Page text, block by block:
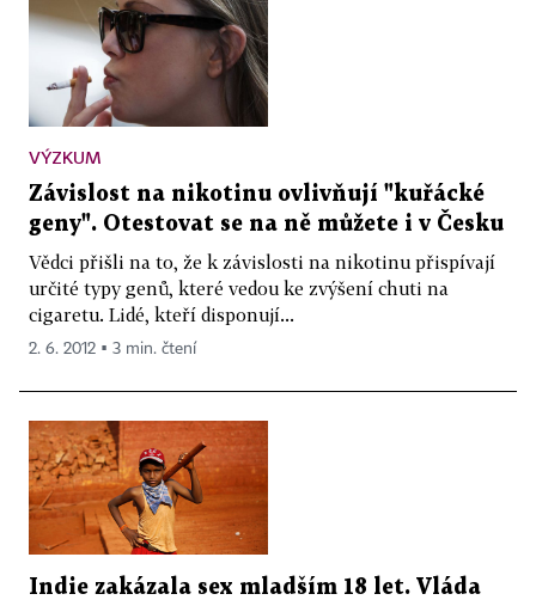
VÝZKUM
Závislost na nikotinu ovlivňují "kuřácké
geny". Otestovat se na ně můžete i v Česku
Vědci přišli na to, že k závislosti na nikotinu přispívají
určité typy genů, které vedou ke zvýšení chuti na
cigaretu. Lidé, kteří disponují...
2. 6. 2012 ▪ 3 min. čtení
Indie zakázala sex mladším 18 let. Vláda